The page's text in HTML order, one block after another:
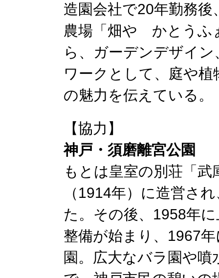
造園会社で20年勤務
農場「畑や かとうふ
ら、ガーデンデザイ
ワークとして、庭や
の魅⼒を伝えている。
【協力】
神戸・須磨離宮公園
もとは皇室の別荘「
（1914年）に造営さ
た。その後、1958年
整備が始まり、1967
園。広大なバラ園や